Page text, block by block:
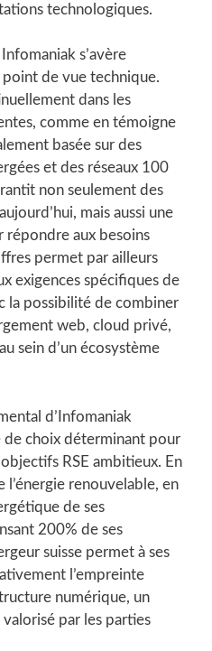
technologiques.
Infomaniak s’avère
point de vue technique.
dans les
comme en témoigne
basée sur des
et des réseaux 100
non seulement des
mais aussi une
répondre aux besoins
permet par ailleurs
exigences spécifiques de
la possibilité de combiner
web, cloud privé,
sein d’un écosystème
d’Infomaniak
choix déterminant pour
RSE ambitieux. En
renouvelable, en
de ses
200% de ses
suisse permet à ses
l’empreinte
numérique, un
par les parties